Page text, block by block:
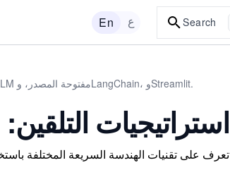
En ع Search
قم ببناء روبوتات محادثة تعمل بالذكاء الاصطناعي باستخدام مكتبات LLM مفتوحة المصدر، وLangChain، وStreamlit.
استراتيجيات
تعرف على تقنيات الهندسة السريعة المختلفة